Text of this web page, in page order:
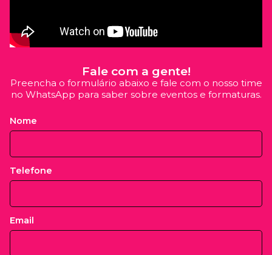
Fale com a gente!
Preencha o formulário abaixo e fale com o nosso time
no WhatsApp para saber sobre eventos e formaturas.
Nome
Telefone
Email